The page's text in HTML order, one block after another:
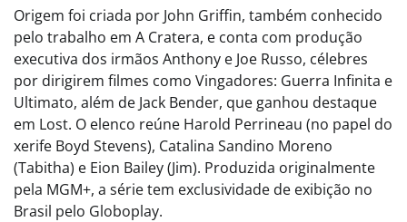
Origem foi criada por John Griffin, também conhecido
pelo trabalho em A Cratera, e conta com produção
executiva dos irmãos Anthony e Joe Russo, célebres
por dirigirem filmes como Vingadores: Guerra Infinita e
Ultimato, além de Jack Bender, que ganhou destaque
em Lost. O elenco reúne Harold Perrineau (no papel do
xerife Boyd Stevens), Catalina Sandino Moreno
(Tabitha) e Eion Bailey (Jim). Produzida originalmente
pela MGM+, a série tem exclusividade de exibição no
Brasil pelo Globoplay.